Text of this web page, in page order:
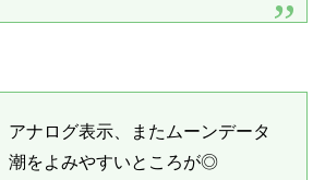
アナログ表示、またムーンデータ
潮をよみやすいところが◎